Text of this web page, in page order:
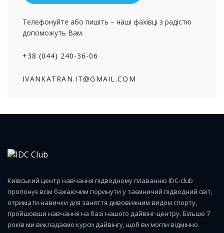
Телефонуйте або пишіть – наші фахівці з радістю
допоможуть Вам.
+38 (044) 240-36-06
IVANKATRAN.IT@GMAIL.COM
Київський центр навчання підводному плаванню IDC-club
пропонує всім бажаючим поринути у таємничий підводний світ,
отримати навички для заняття дивовижним видом спорту,
пройшовши навчання на базі нашого дайвінг-центру. Більше 7
років ми викладаємо курси дайвінгу, щоб ви могли відмінно